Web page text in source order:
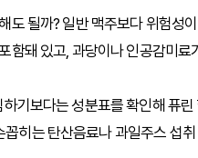
도 될까? 일반 맥주보다 위험성
함돼 있고, 과당이나 인공감미
하기보다는 성분표를 확인해 퓨
히는 탄산음료나 과일주스 섭